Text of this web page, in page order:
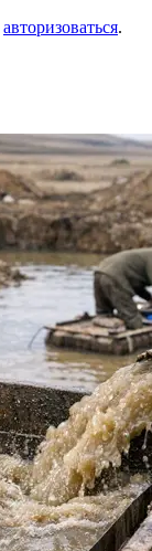
авторизоваться.